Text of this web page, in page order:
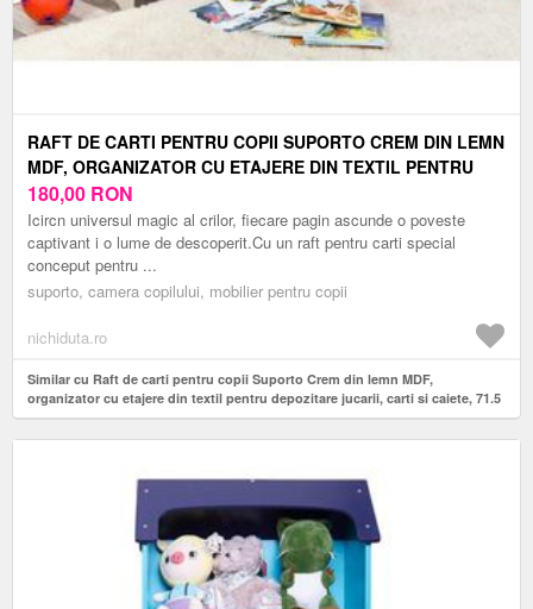
RAFT DE CARTI PENTRU COPII SUPORTO CREM DIN LEMN
MDF, ORGANIZATOR CU ETAJERE DIN TEXTIL PENTRU
DEPOZITARE JUCARII, CARTI SI CAIETE, 71.5 X 62 X 30 CM
180,00 RON
Icircn universul magic al crilor, fiecare pagin ascunde o poveste
captivant i o lume de descoperit.Cu un raft pentru carti special
conceput pentru ...
suporto, camera copilului, mobilier pentru copii
nichiduta.ro
Similar cu Raft de carti pentru copii Suporto Crem din lemn MDF,
organizator cu etajere din textil pentru depozitare jucarii, carti si caiete, 71.5
x 62 x 30 cm